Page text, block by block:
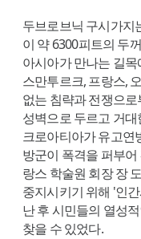
두브로브닉 구시가지
이 약 6300피트의 두
아시아가 만나는 길
스만투르크, 프랑스,
없는 침략과 전쟁으
성벽으로 두르고 거
크로아티아가 유고연
방군이 폭격을 퍼부
랑스 학술원 회장 장
중지시키기 위해 '인
난 후 시민들의 열성
찾을 수 있었다.